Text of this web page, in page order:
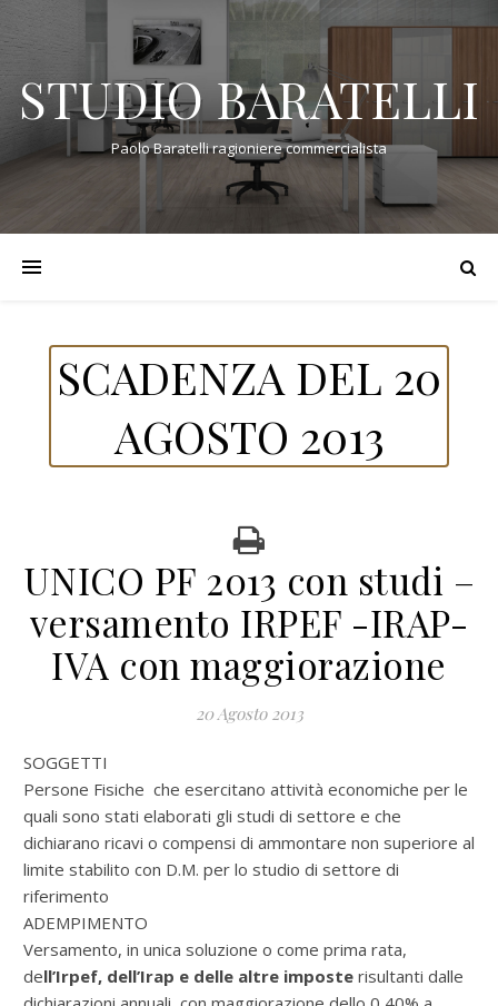
STUDIO BARATELLI
Paolo Baratelli ragioniere commercialista
SCADENZA DEL 20
AGOSTO 2013
UNICO PF 2013 con studi –
versamento IRPEF -IRAP-
IVA con maggiorazione
20 Agosto 2013
SOGGETTI
Persone Fisiche che esercitano attività economiche per le
quali sono stati elaborati gli studi di settore e che
dichiarano ricavi o compensi di ammontare non superiore al
limite stabilito con D.M. per lo studio di settore di
riferimento
ADEMPIMENTO
Versamento, in unica soluzione o come prima rata,
dell’Irpef, dell’Irap e delle altre imposte risultanti dalle